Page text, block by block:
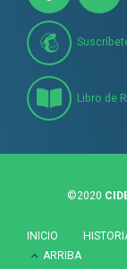
Libro de
©2020
INICIO
ARRIBA